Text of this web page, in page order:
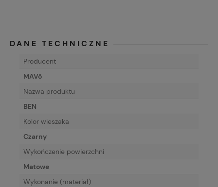
DANE TECHNICZNE
Producent
MAVö
Nazwa produktu
BEN
Kolor wieszaka
Czarny
Wykończenie powierzchni
Matowe
Wykonanie (materiał)